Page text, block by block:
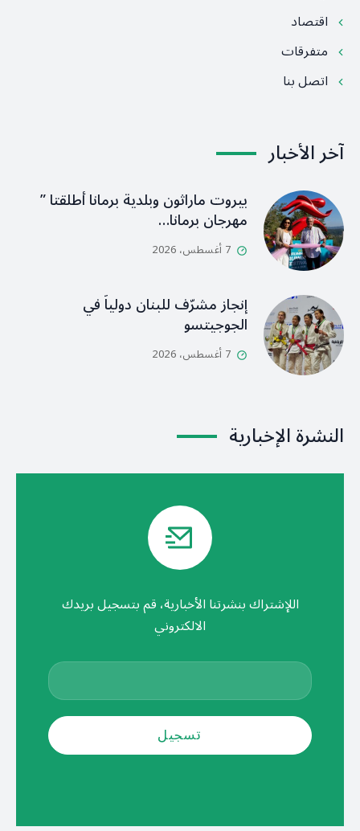
اقتصاد
متفرقات
اتصل بنا
آخر الأخبار
بيروت ماراثون وبلدية برمانا أطلقتا ”
مهرجان برمانا…
7 أغسطس، 2026
إنجاز مشرّف للبنان دولياً في
الجوجيتسو
7 أغسطس، 2026
النشرة الإخبارية
اللإشتراك بنشرتنا الأخبارية، قم بتسجيل بريدك
الالكتروني